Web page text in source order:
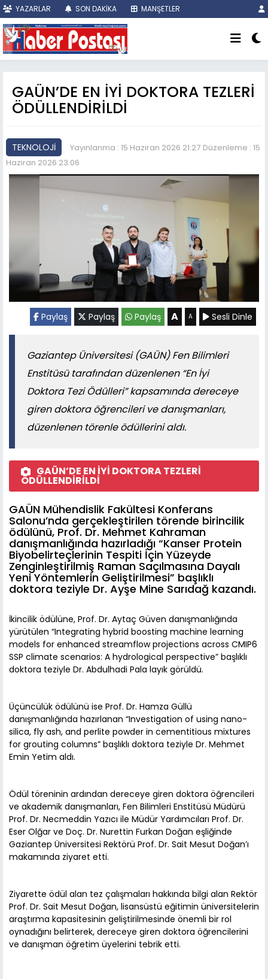
YAZARLAR SON DAKİKA MANŞETLER
GAÜN’DE EN İYİ DOKTORA TEZLERİ
ÖDÜLLENDİRİLDİ
TEKNOLOJİ Yayınlanma : 15 Haziran 2026 21:27 Düzenleme : 15
Haziran 2026 23:06
Paylaş Paylaş Paylaş A A Sesli Dinle
Gaziantep Üniversitesi (GAÜN) Fen Bilimleri
Enstitüsü tarafından düzenlenen “En İyi
Doktora Tezi Ödülleri” kapsamında dereceye
giren doktora öğrencileri ve danışmanları,
düzenlenen törenle ödüllerini aldı.
GAÜN’DE EN İYİ DOKTORA TEZLERİ
ÖDÜLLENDİRİLDİ
GAÜN Mühendislik Fakültesi Konferans
Salonu’nda gerçekleştirilen törende birincilik
ödülünü, Prof. Dr. Mehmet Kahraman
danışmanlığında hazırladığı “Kanser Protein
Biyobelirteçlerinin Tespiti İçin Yüzeyde
Zenginleştirilmiş Raman Saçılmasına Dayalı
Yeni Yöntemlerin Geliştirilmesi” başlıklı
doktora teziyle Dr. Ayşe Mine Sarıdağ kazandı.
İkincilik ödülüne, Prof. Dr. Aytaç Güven danışmanlığında
yürütülen “Integrating hybrid boosting machine learning
models for enhanced streamflow projections across CMIP6
SSP climate scenarios: A hydrological perspective” başlıklı
doktora teziyle Dr. Abdulhadi Pala layık görüldü.
Üçüncülük ödülünü ise Prof. Dr. Hamza Güllü
danışmanlığında hazırlanan “Investigation of using nano-
silica, fly ash, and perlite powder in cementitious mixtures
for grouting columns” başlıklı doktora teziyle Dr. Mehmet
Emin Yetim aldı.
Ödül töreninin ardından dereceye giren doktora öğrencileri
ve akademik danışmanları, Fen Bilimleri Enstitüsü Müdürü
Prof. Dr. Necmeddin Yazıcı ile Müdür Yardımcıları Prof. Dr.
Eser Olğar ve Doç. Dr. Nurettin Furkan Doğan eşliğinde
Gaziantep Üniversitesi Rektörü Prof. Dr. Sait Mesut Doğan’ı
makamında ziyaret etti.
Ziyarette ödül alan tez çalışmaları hakkında bilgi alan Rektör
Prof. Dr. Sait Mesut Doğan, lisansüstü eğitimin üniversitelerin
araştırma kapasitesinin geliştirilmesinde önemli bir rol
oynadığını belirterek, dereceye giren doktora öğrencilerini
ve danışman öğretim üyelerini tebrik etti.